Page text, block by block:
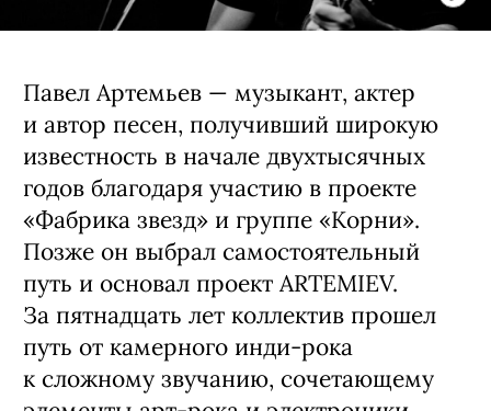
«Премьере»
Павла представляет новый мини-
альбом «Нокаут» — самый
электронный и многослойный релиз
в своей 15-летней истории. Слушателей
ждет кинематографичная программа,
где фирменная живая
инструментальная основа соединяется
с новыми звуковыми экспериментами.